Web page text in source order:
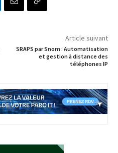
Article suivant
SRAPS par Snom : Automatisation
et gestion à distance des
téléphones IP